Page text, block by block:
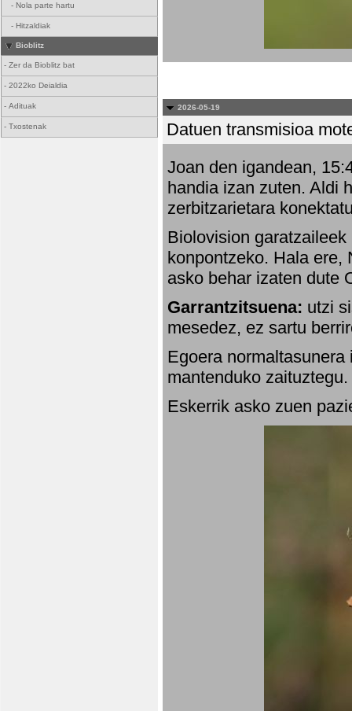
- Nola parte hartu
- Hitzaldiak
Bioblitz
- Zer da Bioblitz bat
- 2022ko Deialdia
- Adituak
- Txostenak
2026-05-19
Datuen transmisioa
Joan den igandean,
handia izan zuten. Aldi
zerbitzarietara
Biolovision
konpontzeko. Hala ere,
asko behar izaten dute
Garrantzitsuena: utzi
mesedez, ez sartu
Egoera
mantenduko
Eskerrik asko zuen